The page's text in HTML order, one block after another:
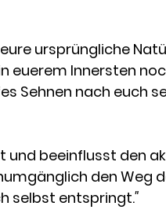
ursprüngliche
euerem Innersten
Sehnen nach euch
und beeinflusst den
den Weg
selbst entspringt."